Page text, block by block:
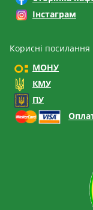
Інстаграм
Корисні посилання
МОНУ
КМУ
ПУ